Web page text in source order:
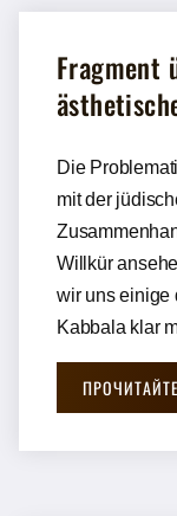
Fragment
Die
mit der
Willkür
wir uns einige
Kabbala klar